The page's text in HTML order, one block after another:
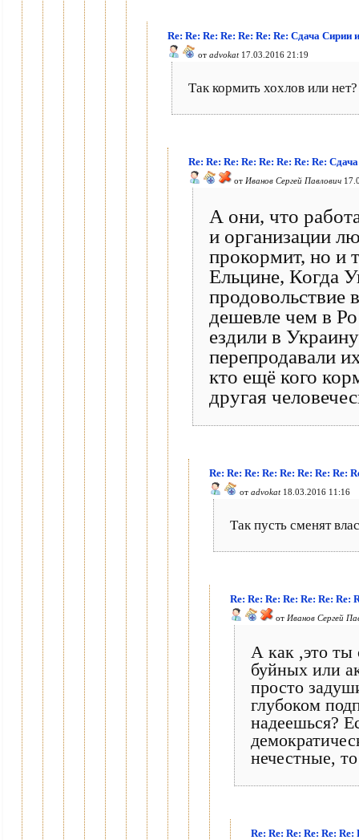
Re: Re: Re: Re: Re: Re: Re: Сдача
от advokat17.03.2016 21:19
Так кормить хохлов или нет?
Re: Re: Re: Re: Re: Re: Re: Re:
от Иванов Сергей Павлович
А они, что
и организации
прокормит, но и
Ельцине, Когда
продовольствие
дешевле чем в
ездили в
перепродавали
кто ещё кого
другая
Re: Re: Re: Re: Re: Re: Re: Re:
от advokat18.03.2016 11:16
Так пусть сменят
Re: Re: Re: Re: Re: Re:
от Иванов Сергей
А как ,это ты
буйных или
просто
глубоком
надеешься?
нечестные,
Re: Re: Re: Re: Re: